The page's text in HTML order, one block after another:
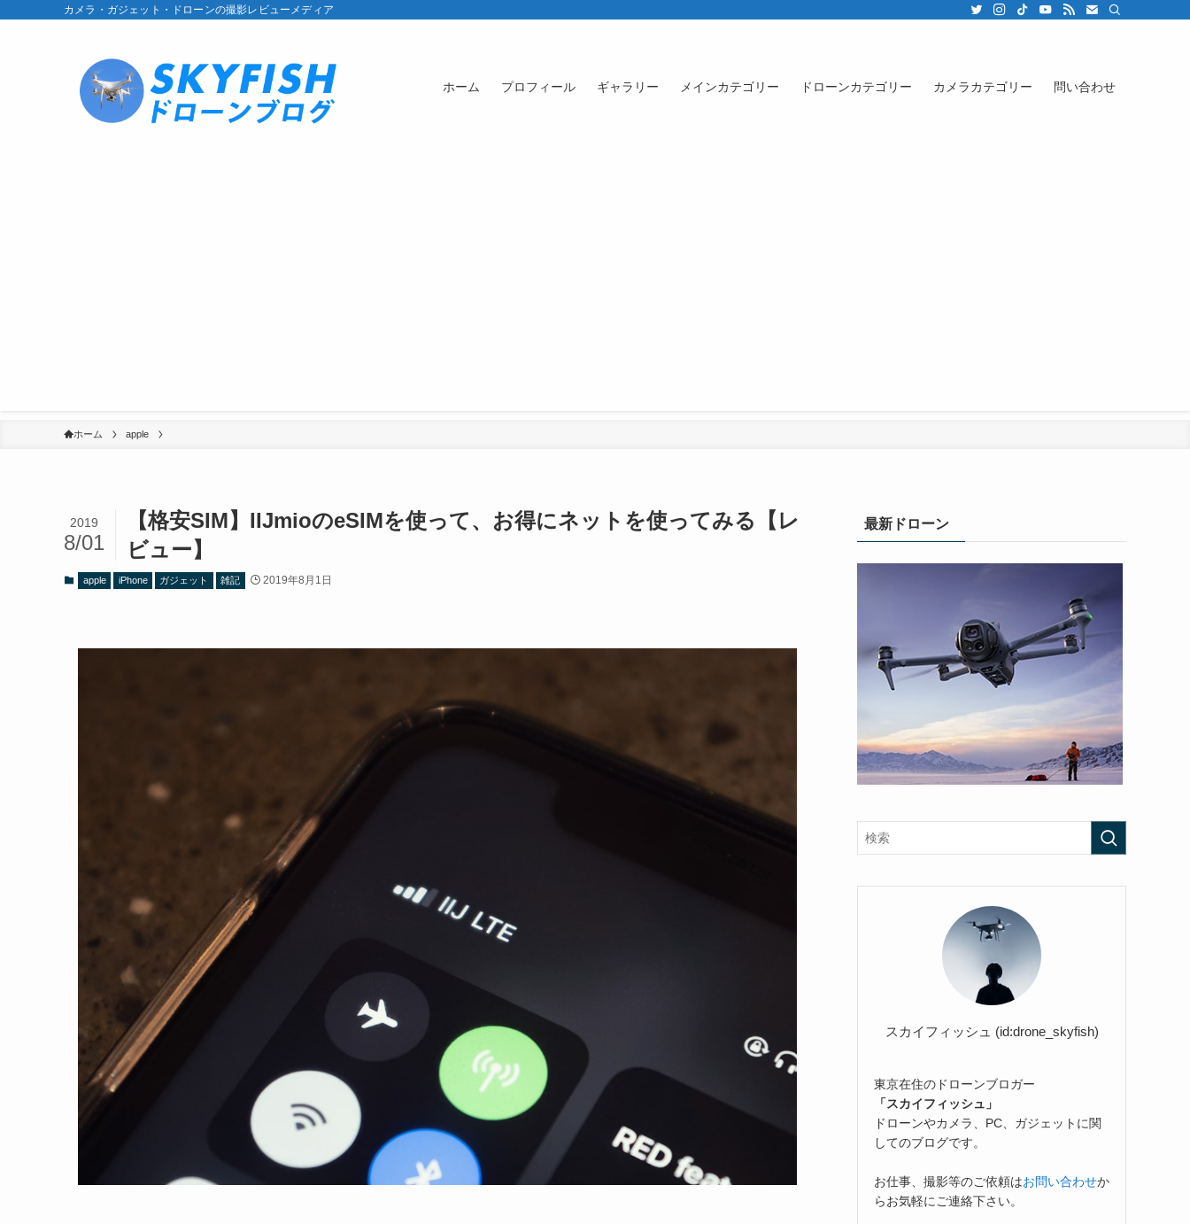
カメラ・ガジェット・ドローンの撮影レビューメディア
ホーム プロフィール ギャラリー メインカテゴリー ドローンカテゴリー カメラカテゴリー 問い合わせ
ホーム apple
【格安SIM】IIJmioのeSIMを使って、お得にネットを使ってみる【レ
ビュー】
2019
8/01
apple iPhone ガジェット 雑記 2019年8月1日
最新ドローン
スカイフィッシュ (id:drone_skyfish)
東京在住のドローンブロガー
「スカイフィッシュ」
ドローンやカメラ、PC、ガジェットに関
してのブログです。
お仕事、撮影等のご依頼はお問い合わせか
らお気軽にご連絡下さい。